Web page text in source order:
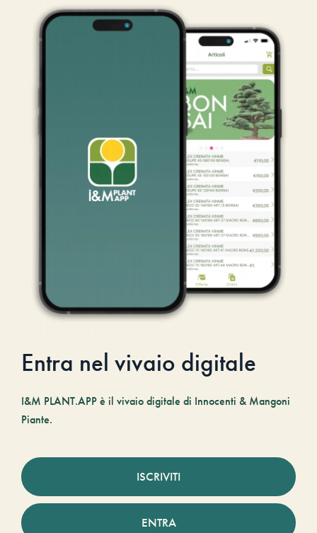
Entra nel vivaio digitale
I&M PLANT.APP è il vivaio digitale di Innocenti & Mangoni
Piante.
ISCRIVITI
ENTRA